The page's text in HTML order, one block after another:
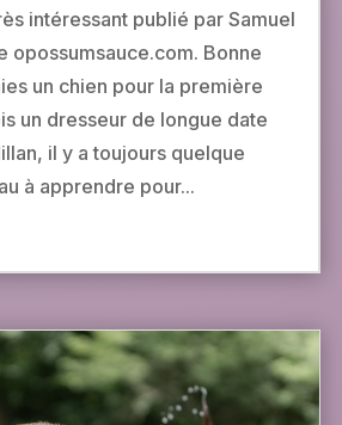
intéressant publié par Samuel
opossumsauce.com. Bonne
un chien pour la première
un dresseur de longue date
il y a toujours quelque
à apprendre pour...